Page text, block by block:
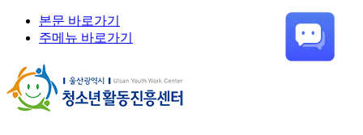
본문 바로가기
주메뉴 바로가기